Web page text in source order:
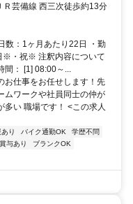
Ｒ芸備線 西三次徒歩約13分
数：1ヶ月あたり22日 ・勤
※・祝※ 注釈内容について
間： [1] 08:00～...
お仕事をお任せします！先
ワークや社員同士の仲が
多い 職場です！ <この求人
り バイク通勤OK
学歴不問
賞与あり
ブランクOK